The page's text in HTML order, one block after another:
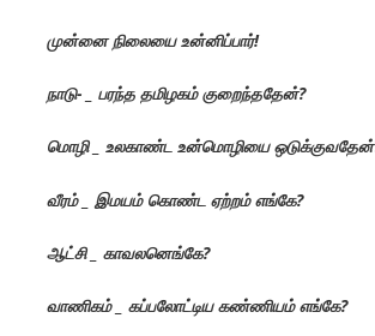
முன்னை நிலையை உன்னிப்பார்!
நாடு- _ பரந்த தமிழகம் குறைந்ததேன்?
மொழி _ உலகாண்ட உன்மொழியை
வீரம் _ இமயம் கொண்ட ஏற்றம் எங்கே?
ஆட்சி _ காவலனெங்கே?
வாணிகம் _ கப்பலோட்டிய கண்ணியம் எங்கே?